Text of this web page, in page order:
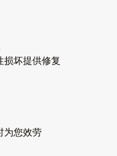
损坏提供修复
为您效劳